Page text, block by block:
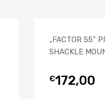
„FACTOR 55”
SHACKLE
€172,00